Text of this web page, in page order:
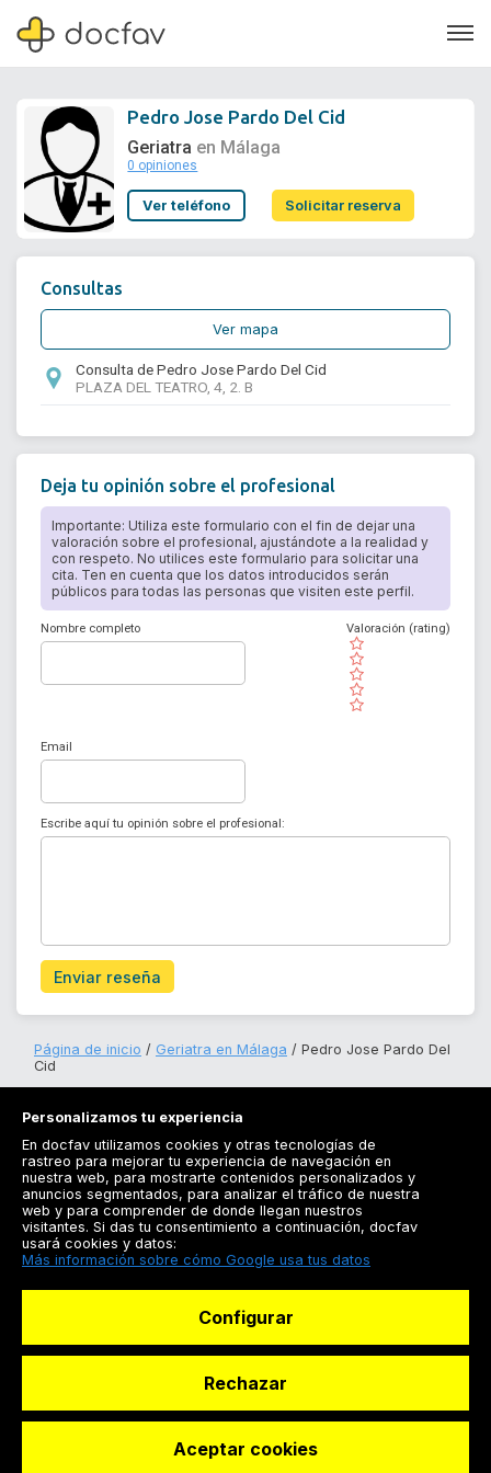
Soporte
Pedro Jose Pardo Del Cid
Geriatra en Málaga
0 opiniones
Ver teléfono Solicitar reserva
Consultas
Ver mapa
Consulta de Pedro Jose Pardo Del Cid
PLAZA DEL TEATRO, 4, 2. B
Deja tu opinión sobre el profesional
Importante: Utiliza este formulario con el fin de dejar una
valoración sobre el profesional, ajustándote a la realidad y
con respeto. No utilices este formulario para solicitar una
cita. Ten en cuenta que los datos introducidos serán
públicos para todas las personas que visiten este perfil.
Nombre completo
( )
( )
( )
( )
( )
Valoración (rating)
Email
Escribe aquí tu opinión sobre el profesional:
Enviar reseña
Página de inicio Geriatra en Málaga
Pedro Jose Pardo Del
Cid
Registrarse
Docfav
© Dashboard Technologies S.L
Personalizamos tu experiencia
En docfav utilizamos cookies y otras tecnologías de
rastreo para mejorar tu experiencia de navegación en
nuestra web, para mostrarte contenidos personalizados y
anuncios segmentados, para analizar el tráfico de nuestra
web y para comprender de donde llegan nuestros
visitantes. Si das tu consentimiento a continuación, docfav
usará cookies y datos:
Más información sobre cómo Google usa tus datos
Configurar
Rechazar
Aceptar cookies